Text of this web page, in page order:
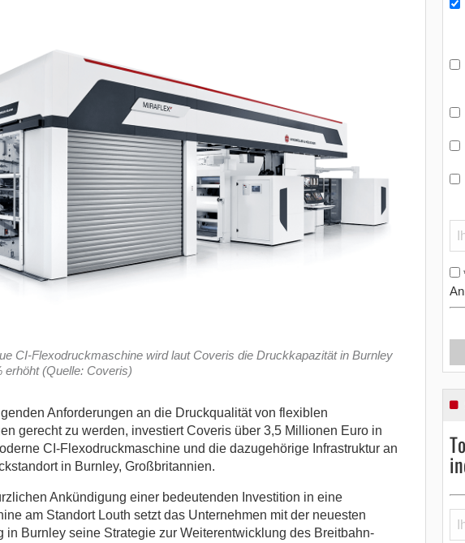
CI-Flexodruckmaschine wird laut Coveris die Druckkapazität in Burnley
erhöht (Quelle: Coveris)
Anforderungen an die Druckqualität von flexiblen
gerecht zu werden, investiert Coveris über 3,5 Millionen Euro in
CI-Flexodruckmaschine und die dazugehörige Infrastruktur an
in Burnley, Großbritannien.
Ankündigung einer bedeutenden Investition in eine
am Standort Louth setzt das Unternehmen mit der neuesten
in Burnley seine Strategie zur Weiterentwicklung des Breitbahn-